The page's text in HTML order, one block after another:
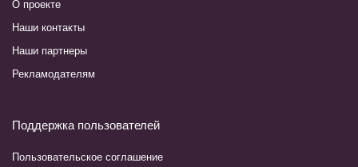
О проекте
Наши контакты
Наши партнеры
Рекламодателям
Поддержка пользователей
Пользовательское соглашение